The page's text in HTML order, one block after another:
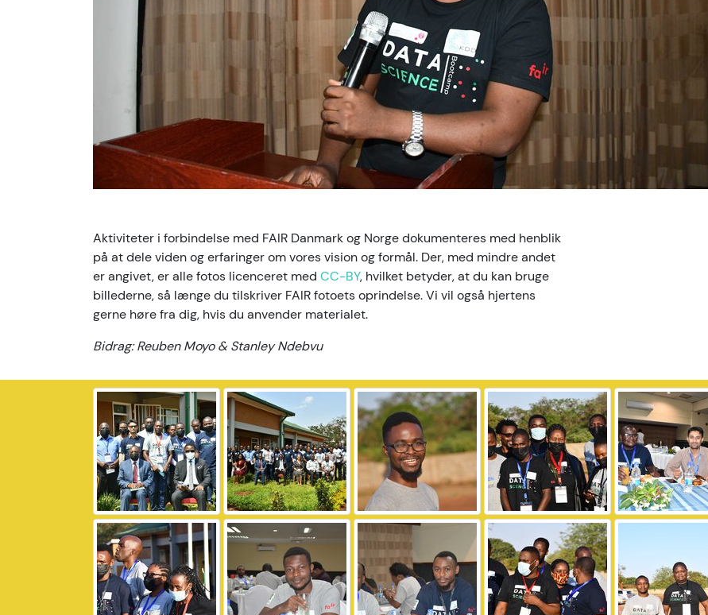
Aktiviteter i forbindelse med FAIR Danmark og Norge dokumenteres med henblik
på at dele viden og erfaringer om vores vision og formål. Der, med mindre andet
er angivet, er alle fotos licenceret med CC-BY, hvilket betyder, at du kan bruge
billederne, så længe du tilskriver FAIR fotoets oprindelse. Vi vil også hjertens
gerne høre fra dig, hvis du anvender materialet.
Bidrag: Reuben Moyo & Stanley Ndebvu